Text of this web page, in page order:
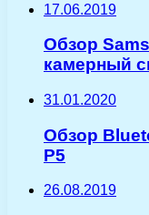
17.06.2019
Обзор
камерный
31.01.2020
Обзор
P5
26.08.2019